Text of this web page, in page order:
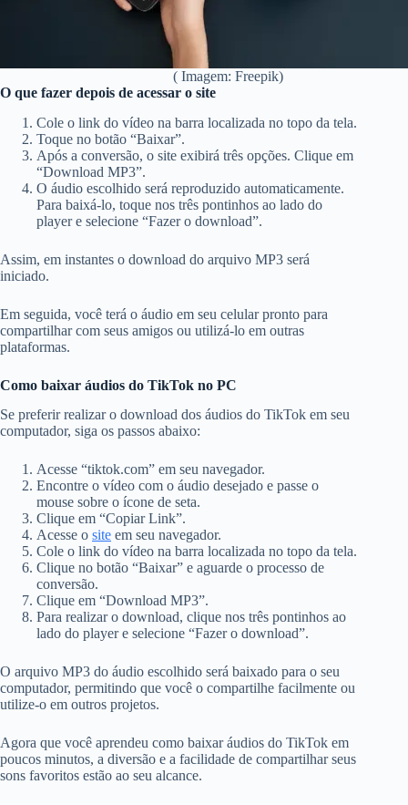
( Imagem: Freepik)
O que fazer depois de acessar o site
Cole o link do vídeo na barra localizada no topo da tela.
Toque no botão “Baixar”.
Após a conversão, o site exibirá três opções. Clique em
“Download MP3”.
O áudio escolhido será reproduzido automaticamente.
Para baixá-lo, toque nos três pontinhos ao lado do
player e selecione “Fazer o download”.
Assim, em instantes o download do arquivo MP3 será
iniciado.
Em seguida, você terá o áudio em seu celular pronto para
compartilhar com seus amigos ou utilizá-lo em outras
plataformas.
Como baixar áudios do TikTok no PC
Se preferir realizar o download dos áudios do TikTok em seu
computador, siga os passos abaixo:
Acesse “tiktok.com” em seu navegador.
Encontre o vídeo com o áudio desejado e passe o
mouse sobre o ícone de seta.
Clique em “Copiar Link”.
Acesse o site em seu navegador.
Cole o link do vídeo na barra localizada no topo da tela.
Clique no botão “Baixar” e aguarde o processo de
conversão.
Clique em “Download MP3”.
Para realizar o download, clique nos três pontinhos ao
lado do player e selecione “Fazer o download”.
O arquivo MP3 do áudio escolhido será baixado para o seu
computador, permitindo que você o compartilhe facilmente ou
utilize-o em outros projetos.
Agora que você aprendeu como baixar áudios do TikTok em
poucos minutos, a diversão e a facilidade de compartilhar seus
sons favoritos estão ao seu alcance.